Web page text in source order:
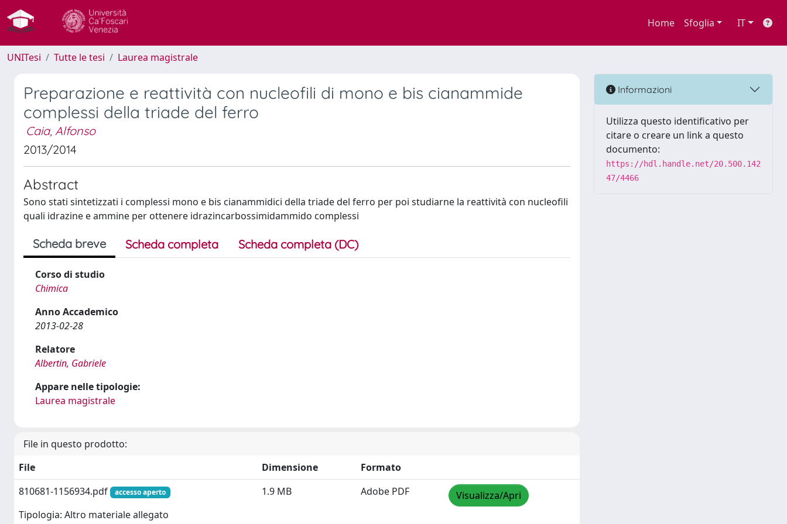
Home Sfoglia IT
UNITesi Tutte le tesi Laurea magistrale
Preparazione e reattività con nucleofili di mono e bis cianammide
complessi della triade del ferro
Caia, Alfonso
2013/2014
Abstract
Sono stati sintetizzati i complessi mono e bis cianammidici della triade del ferro per poi studiarne la reattività con nucleofili
quali idrazine e ammine per ottenere idrazincarbossimidammido complessi
Scheda breve Scheda completa Scheda completa (DC)
Corso di studio
Chimica
Anno Accademico
2013-02-28
Relatore
Albertin, Gabriele
Appare nelle tipologie:
Laurea magistrale
File in questo prodotto:
File
Dimensione
Formato
810681-1156934.pdf
accesso aperto
Tipologia: Altro materiale allegato
1.9 MB Adobe PDF Visualizza/Apri
Informazioni
Utilizza questo identificativo per
citare o creare un link a questo
documento:
https://hdl.handle.net/20.500.142
47/4466